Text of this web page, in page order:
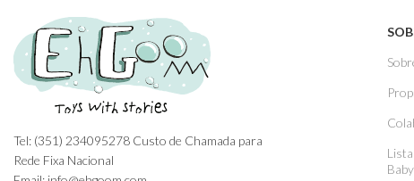
Tel: (351) 234095278 Custo de Chamada para
Rede Fixa Nacional